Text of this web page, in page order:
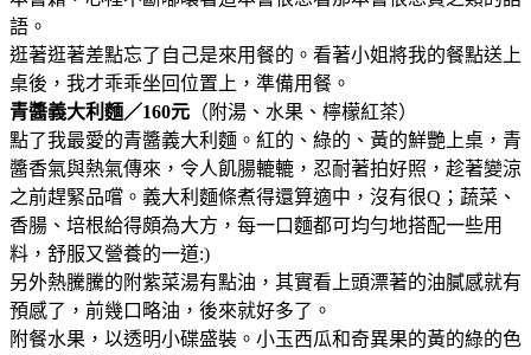
語。
逛著逛著差點忘了自己是來用餐的。看著小姐將我的餐點送上
桌後，我才乖乖坐回位置上，準備用餐。
青醬義大利麵／160元 （附湯、水果、檸檬紅茶）
點了我最愛的青醬義大利麵。紅的、綠的、黃的鮮艷上桌，青
醬香氣與熱氣傳來，令人飢腸轆轆，忍耐著拍好照，趁著變涼
之前趕緊品嚐。義大利麵條煮得還算適中，沒有很Q；蔬菜、
香腸、培根給得頗為大方，每一口麵都可均勻地搭配一些用
料，舒服又營養的一道:)
另外熱騰騰的附紫菜湯有點油，其實看上頭漂著的油膩感就有
預感了，前幾口略油，後來就好多了。
附餐水果，以透明小碟盛裝。小玉西瓜和奇異果的黃的綠的色